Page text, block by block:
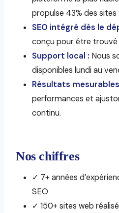
propulse 43% des sites
SEO intégré dès le
conçu pour être trouvé
Support local : Nous
disponibles lundi au
Résultats
performances et
continu.
Nos chiffres
✓ 7+ années
SEO
✓ 150+ sites web